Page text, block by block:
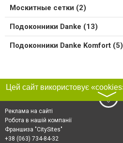
Москитные сетки (2)
Подоконники Danke (13)
Подоконники Danke Komfort (5)
〉
Реклама на сайті
Робота в нашій компанії
Франшиза "CitySites"
+38 (063) 734-84-32